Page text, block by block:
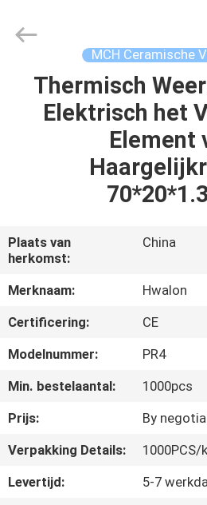
THUIS
PRODUCTEN
FABRIEKSTOCHT
NEEM
CONTACT
MET
ONS
OP
Reserved.
MCH Ceramische
Thermisch
Elektrisch het
Element
Plaats van
herkomst:
China
Merknaam:
Hwalon
Certificering:
CE
Modelnummer:
PR4
Min. bestelaantal:
1000pcs
Prijs:
By
Verpakking Details:
1000PCS/
Levertijd:
5-7